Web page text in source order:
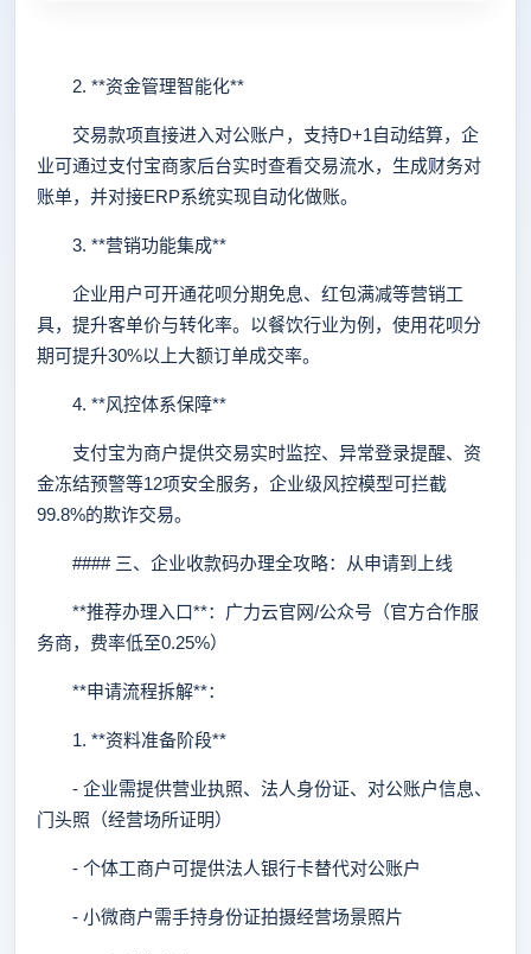
2. **资金管理智能化**
交易款项直接进入对公账户，支持D+1自动结算，企
业可通过支付宝商家后台实时查看交易流水，生成财务对
账单，并对接ERP系统实现自动化做账。
3. **营销功能集成**
企业用户可开通花呗分期免息、红包满减等营销工
具，提升客单价与转化率。以餐饮行业为例，使用花呗分
期可提升30%以上大额订单成交率。
4. **风控体系保障**
支付宝为商户提供交易实时监控、异常登录提醒、资
金冻结预警等12项安全服务，企业级风控模型可拦截
99.8%的欺诈交易。
#### 三、企业收款码办理全攻略：从申请到上线
**推荐办理入口**：广力云官网/公众号（官方合作服
务商，费率低至0.25%）
**申请流程拆解**：
1. **资料准备阶段**
- 企业需提供营业执照、法人身份证、对公账户信息、
门头照（经营场所证明）
- 个体工商户可提供法人银行卡替代对公账户
- 小微商户需手持身份证拍摄经营场景照片